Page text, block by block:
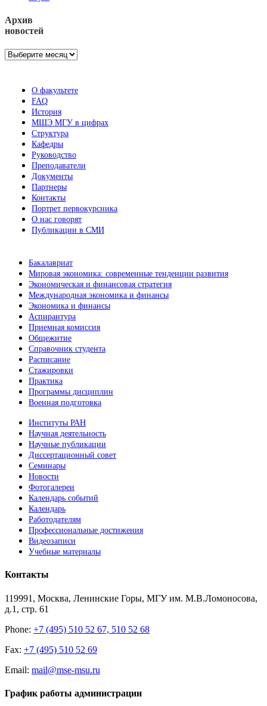
Архив
новостей
Архив
О факультете
FAQ
История
МШЭ МГУ в цифрах
Структура
Кафедры
Руководство
Преподаватели
Документы
Партнеры
Контакты
Портрет первокурсника
О нас говорят
Публикации в СМИ
Бакалавриат
Мировая экономика: современные тенденции развития
Экономическая и финансовая стратегия
Международная экономика и финансы
Экономика и финансы
Аспирантура
Приемная комиссия
Общежитие
Справочник студента
Расписание
Стажировки
Практика
Программы дисциплин
Военная подготовка
Институты РАН
Научная деятельность
Научные публикации
Диссертационный совет
Семинары
Новости
Фотогалереи
Календарь событий
Календарь
Работодателям
Профессиональные достижения
Видеозаписи
Учебные материалы
Контакты
119991, Москва, Ленинские Горы, МГУ им. М.В.Ломоносова,
д.1, стр. 61
Phone: +7 (495) 510 52 67, 510 52 68
Fax: +7 (495) 510 52 69
Email: mail@mse-msu.ru
График работы администрации